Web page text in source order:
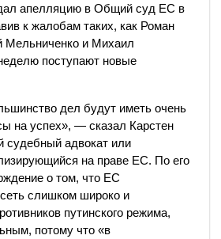
апелляцию в Общий суд ЕС в
к жалобам таких, как Роман
Мельниченко и Михаил
поступают новые
дел будут иметь очень
на успех», — сказал Карстен
судебный адвокат или
на праве ЕС. По его
о том, что ЕС
слишком широко и
путинского режима,
потому что «в